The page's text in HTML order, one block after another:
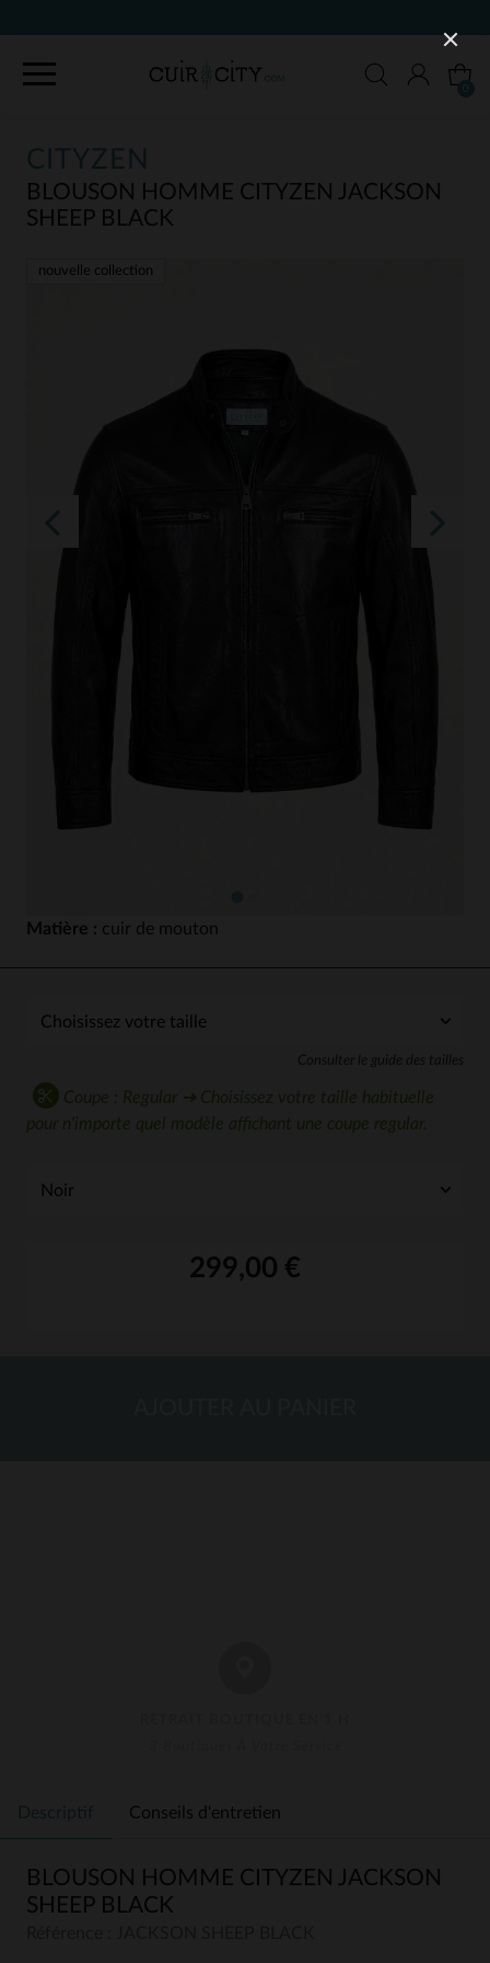
CITYZEN
BLOUSON HOMME CITYZEN JACKSON
SHEEP BLACK
nouvelle collection
Matière : cuir de mouton
Consulter le guide des tailles
Coupe : Regular ➔ Choisissez votre taille habituelle
pour n'importe quel modèle affichant une coupe regular.
299,00 €
Descriptif Conseils d'entretien
BLOUSON HOMME CITYZEN JACKSON
SHEEP BLACK